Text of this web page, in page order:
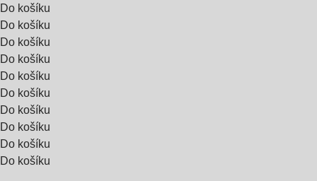
Do košíku
Do košíku
Do košíku
Do košíku
Do košíku
Do košíku
Do košíku
Do košíku
Do košíku
Do košíku